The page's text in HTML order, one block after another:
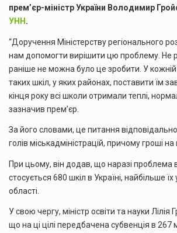
прем’єр-міністр України Володимир
УНН .
“Доручення Міністерству регіонального
нам допомогти вирішити цю проблему. Не
раніше не можна було це зробити. У кожній
таких шкіл, у яких районах, поставити їм
кінця року всі школи отримали теплі,
зазначив прем’єр.
За його словами, це питання
голів міськадміністрацій, причому гроші
При цьому, він додав, що наразі проблема
стосується 680 шкіл в Україні, найбільше їх
області.
У свою чергу, міністр освіти та науки
що на ці цілі передбачена субвенція в 267